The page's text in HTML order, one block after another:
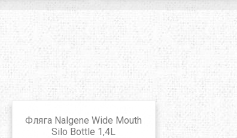
Фляга Nalgene Wide Mouth
Silo Bottle 1,4L